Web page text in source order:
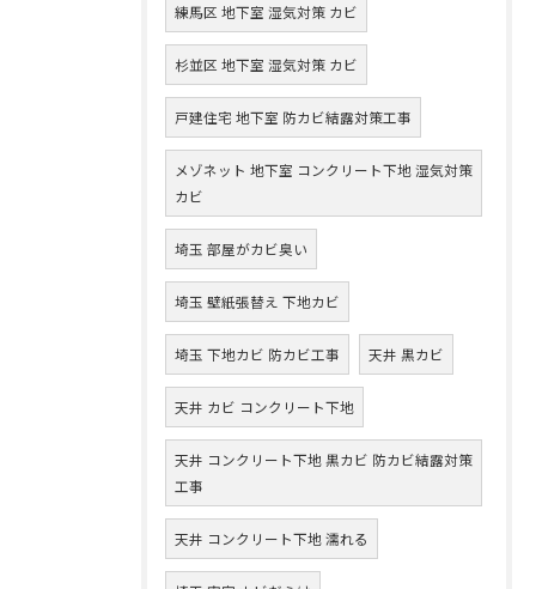
練馬区 地下室 湿気対策 カビ
杉並区 地下室 湿気対策 カビ
戸建住宅 地下室 防カビ結露対策工事
メゾネット 地下室 コンクリート下地 湿気対策
カビ
埼玉 部屋がカビ臭い
埼玉 壁紙張替え 下地カビ
埼玉 下地カビ 防カビ工事 天井 黒カビ
天井 カビ コンクリート下地
天井 コンクリート下地 黒カビ 防カビ結露対策
工事
天井 コンクリート下地 濡れる